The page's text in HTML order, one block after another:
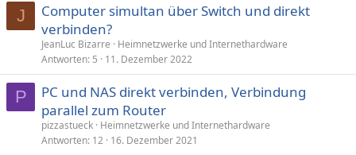
J
Computer simultan über Switch und direkt
verbinden?
JeanLuc Bizarre
Heimnetzwerke und Internethardware
Antworten 5 11. Dezember 2022
P
PC und NAS direkt verbinden, Verbindung
parallel zum Router
pizzastueck Heimnetzwerke und Internethardware
Antworten 12 16. Dezember 2021